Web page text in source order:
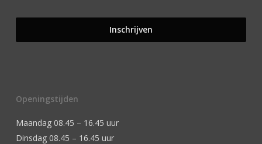
Openingstijden
Maandag 08.45 – 16.45 uur
Dinsdag 08.45 – 16.45 uur